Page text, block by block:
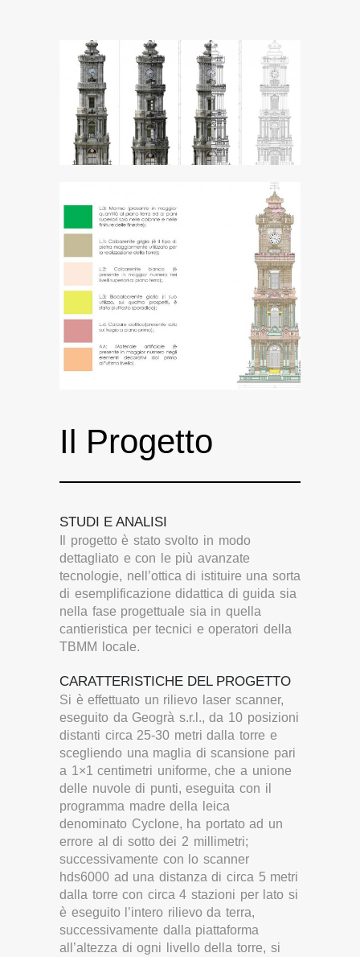
Il Progetto
STUDI E ANALISI
Il progetto è stato svolto in modo
dettagliato e con le più avanzate
tecnologie, nell’ottica di istituire una sorta
di esemplificazione didattica di guida sia
nella fase progettuale sia in quella
cantieristica per tecnici e operatori della
TBMM locale.
CARATTERISTICHE DEL PROGETTO
Si è effettuato un rilievo laser scanner,
eseguito da Geogrà s.r.l., da 10 posizioni
distanti circa 25-30 metri dalla torre e
scegliendo una maglia di scansione pari
a 1×1 centimetri uniforme, che a unione
delle nuvole di punti, eseguita con il
programma madre della leica
denominato Cyclone, ha portato ad un
errore al di sotto dei 2 millimetri;
successivamente con lo scanner
hds6000 ad una distanza di circa 5 metri
dalla torre con circa 4 stazioni per lato si
è eseguito l’intero rilievo da terra,
successivamente dalla piattaforma
all’altezza di ogni livello della torre, si